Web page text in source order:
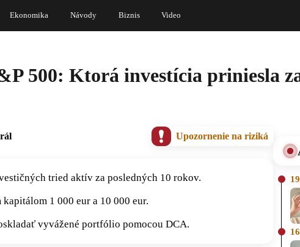
Ekonomika Návody Biznis Video
500: Ktorá investícia priniesla
Upozornenie na riziká
tried aktív za posledných 10 rokov.
1 000 eur a 10 000 eur.
vyvážené portfólio pomocou DCA.